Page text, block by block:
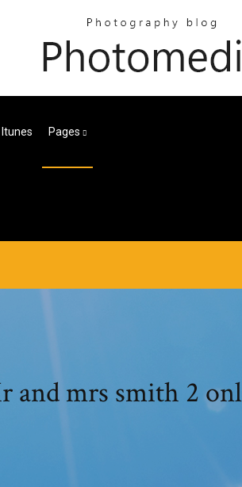
Pages
and mrs smith 2